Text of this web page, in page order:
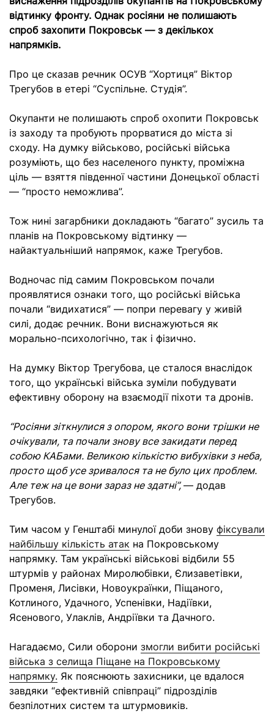
відтинку фронту. Однак росіяни не полишають
спроб захопити Покровськ — з декількох
напрямків.
Про це сказав речник ОСУВ “Хортиця” Віктор
Трегубов в етері “Суспільне. Студія”.
Окупанти не полишають спроб охопити Покровськ
із заходу та пробують прорватися до міста зі
сходу. На думку військово, російські війська
розуміють, що без населеного пункту, проміжна
ціль — взяття південної частини Донецької області
— “просто неможлива”.
Тож нині загарбники докладають “багато” зусиль та
планів на Покровському відтинку —
найактуальніший напрямок, каже Трегубов.
Водночас під самим Покровськом почали
проявлятися ознаки того, що російські війська
почали “видихатися” — попри перевагу у живій
силі, додає речник. Вони виснажуються як
морально-психологічно, так і фізично.
На думку Віктор Трегубова, це сталося внаслідок
того, що українські війська зуміли побудувати
ефективну оборону на взаємодії піхоти та дронів.
“Росіяни зіткнулися з опором, якого вони трішки не
очікували, та почали знову все закидати перед
собою КАБами. Великою кількістю вибухівки з неба,
просто щоб усе зривалося та не було цих проблем.
Але теж на це вони зараз не здатні”, — додав
Трегубов.
Тим часом у Генштабі минулої доби знову фіксували
найбільшу кількість атак на Покровському
напрямку. Там українські військові відбили 55
штурмів у районах Миролюбівки, Єлизаветівки,
Променя, Лисівки, Новоукраїнки, Піщаного,
Котлиного, Удачного, Успенівки, Надіївки,
Ясенового, Улаклів, Андріївки та Дачного.
Нагадаємо, Сили оборони змогли вибити російські
війська з селища Піщане на Покровському
напрямку. Як пояснюють захисники, це вдалося
завдяки “ефективній співпраці” підрозділів
безпілотних систем та штурмовиків.